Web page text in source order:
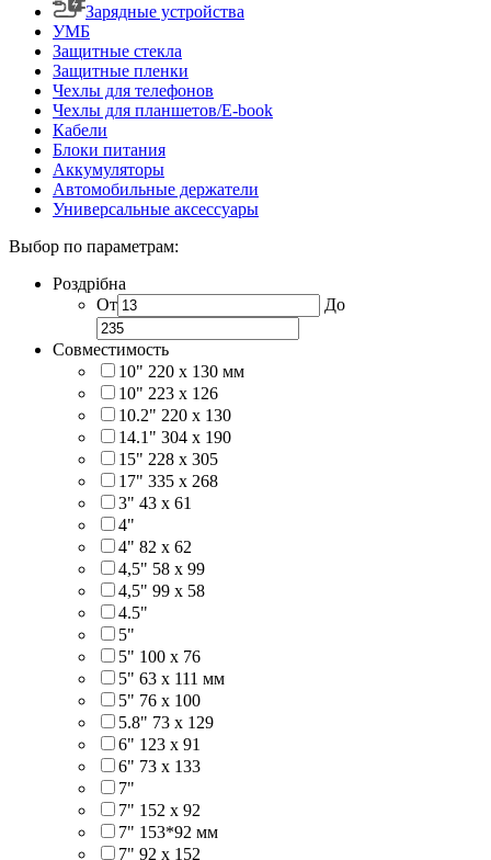
Зарядные устройства
УМБ
Защитные стекла
Защитные пленки
Чехлы для телефонов
Чехлы для планшетов/E-book
Кабели
Блоки питания
Аккумуляторы
Автомобильные держатели
Универсальные аксессуары
Выбор по параметрам:
Роздрібна
От
До
Совместимость
10" 220 x 130 мм
10" 223 x 126
10.2" 220 x 130
14.1" 304 х 190
15" 228 x 305
17" 335 х 268
3" 43 x 61
4"
4" 82 x 62
4,5" 58 х 99
4,5" 99 x 58
4.5"
5"
5" 100 x 76
5" 63 x 111 мм
5" 76 х 100
5.8" 73 x 129
6" 123 х 91
6" 73 х 133
7"
7" 152 x 92
7" 153*92 мм
7" 92 х 152